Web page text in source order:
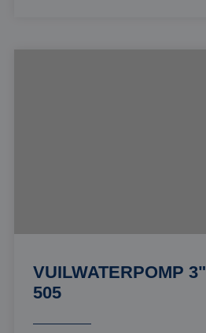
VUILWATERPOMP 3"
505